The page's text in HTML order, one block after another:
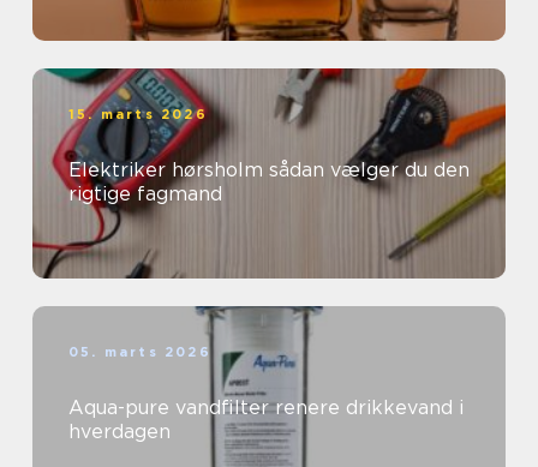
15. marts 2026
Elektriker hørsholm sådan vælger du den
rigtige fagmand
05. marts 2026
Aqua-pure vandfilter renere drikkevand i
hverdagen